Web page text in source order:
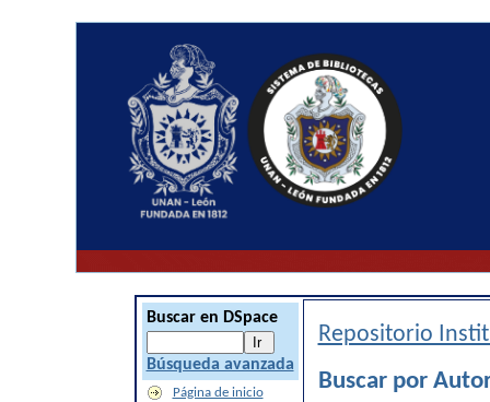
Buscar en DSpace
Búsqueda avanzada
Página de inicio
Repositorio
Buscar por